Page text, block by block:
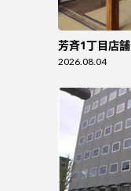
芳斉1丁目店舗
2026.08.04